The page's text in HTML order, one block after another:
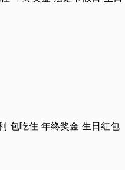
包吃住 年终奖金 生日红包